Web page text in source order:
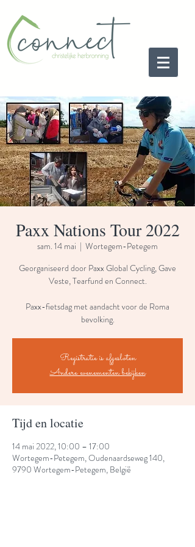
Paxx Nations Tour 2022
sam. 14 mai
  |
Wortegem-Petegem
Georganiseerd door Paxx Global Cycling, Gave
Veste, Tearfund en Connect.
Paxx-fietsdag met aandacht voor de Roma
bevolking.
Registratie is afgesloten
Andere evenementen bekijken
Tijd en locatie
14 mai 2022, 10:00 – 17:00
Wortegem-Petegem, Oudenaardseweg 140,
9790 Wortegem-Petegem, België